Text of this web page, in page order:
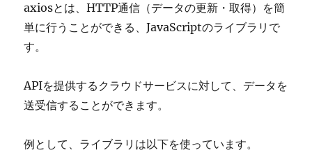
に
axiosとは、HTTP通信（データの更新・取得）を簡
単に行うことができる、JavaScriptのライブラリで
す。
APIを提供するクラウドサービスに対して、データを
送受信することができます。
例として、ライブラリは以下を使っています。